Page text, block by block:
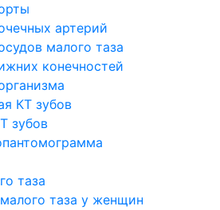
артерий
малого таза
конечностей
КТ зубов
зубов
таза
таза у женщин